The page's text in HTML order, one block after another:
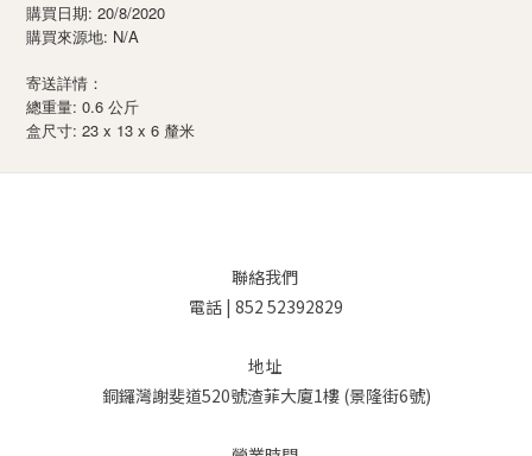
購買日期: 20/8/2020
購買來源地: N/A
寄送詳情：
總重量: 0.6 公斤
盒尺寸: 23 x 13 x 6 釐米
聯絡我們
電話 | 852 52392829
地址
銅鑼灣謝斐道520號渣菲大廈1樓 (景隆街6號)